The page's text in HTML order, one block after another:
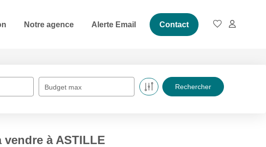
Notre agence Alerte Email Contact
Budget max
à ASTILLE